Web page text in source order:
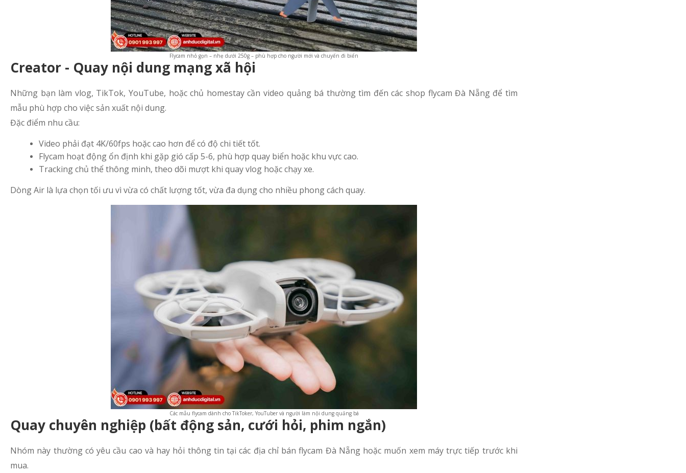
Flycam nhỏ gọn – nhẹ dưới 250g – phù hợp cho người mới và chuyến đi biển
Creator - Quay nội dung mạng xã hội
Những bạn làm vlog, TikTok, YouTube, hoặc chủ homestay cần video quảng bá thường tìm đến các shop flycam Đà Nẵng để tìm
mẫu phù hợp cho việc sản xuất nội dung.
Đặc điểm nhu cầu:
Video phải đạt 4K/60fps hoặc cao hơn để có độ chi tiết tốt.
Flycam hoạt động ổn định khi gặp gió cấp 5-6, phù hợp quay biển hoặc khu vực cao.
Tracking chủ thể thông minh, theo dõi mượt khi quay vlog hoặc chạy xe.
Dòng Air là lựa chọn tối ưu vì vừa có chất lượng tốt, vừa đa dụng cho nhiều phong cách quay.
Các mẫu flycam dành cho TikToker, YouTuber và người làm nội dung quảng bá
Quay chuyên nghiệp (bất động sản, cưới hỏi, phim ngắn)
Nhóm này thường có yêu cầu cao và hay hỏi thông tin tại các địa chỉ bán flycam Đà Nẵng hoặc muốn xem máy trực tiếp trước khi
mua.